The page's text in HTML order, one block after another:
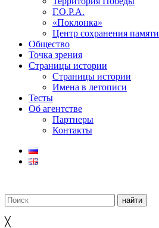
Г.О.Р.А.
«Поклонка»
Центр сохранения памяти
Общество
Точка зрения
Страницы истории
Страницы истории
Имена в летописи
Тесты
Об агентстве
Партнеры
Контакты
╳